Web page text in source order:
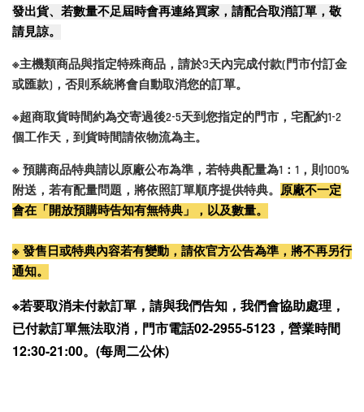
發出貨、若數量不足屆時會再連絡買家，請配合取消訂單，敬
請見諒。
※主機類商品與指定特殊商品，請於3天內完成付款(門市付訂金
或匯款)，否則系統將會自動取消您的訂單。
※超商取貨時間約為交寄過後2-5天到您指定的門市，宅配約1-2
個工作天，到貨時間請依物流為主。
※ 預購商品特典請以原廠公布為準，若特典配量為1：1，則100%
附送，若有配量問題，將依照訂單順序提供特典。 原廠不一定
會在「開放預購時告知有無特典」，以及數量。
※ 發售日或特典內容若有變動，請依官方公告為準，將不再另行
通知。
※若要取消未付款訂單，請與我們告知，我們會協助處理，
已付款訂單無法取消，門市電話02-2955-5123，營業時間
12:30-21:00。(每周二公休)